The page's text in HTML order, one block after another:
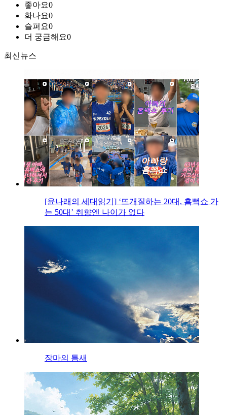
좋아요0
화나요0
슬퍼요0
더 궁금해요0
최신뉴스
[윤나래의 세대읽기] ‘뜨개질하는 20대, 흠뻑쇼 가
는 50대’ 취향엔 나이가 없다
장마의 틈새